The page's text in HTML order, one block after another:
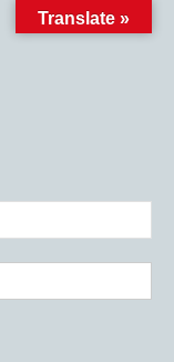
Translate »